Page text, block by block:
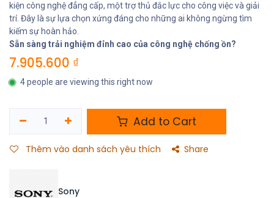
kiện công nghệ đẳng cấp, một trợ thủ đắc lực cho công việc và giải
trí. Đây là sự lựa chọn xứng đáng cho những ai không ngừng tìm
kiếm sự hoàn hảo.
Sẵn sàng trải nghiệm đỉnh cao của công nghệ chống ồn?
7.905.600 ₫
4 people are viewing this right now
Add to Cart
Thêm vào danh sách yêu thích Share
Sony